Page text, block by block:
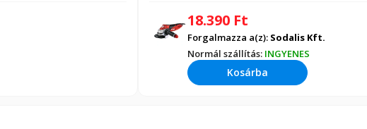
18.390 Ft
Forgalmazza a(z): Sodalis Kft.
Normál szállítás: INGYENES
Kosárba